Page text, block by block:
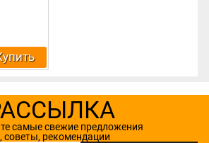
самые свежие предложения
советы, рекомендации